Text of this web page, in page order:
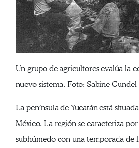
Un grupo de agricultores evalúa la
nuevo sistema. Foto: Sabine Gundel
La península de Yucatán está
México. La región se caracteriza
subhúmedo con una temporada de